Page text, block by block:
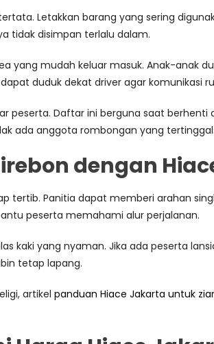
Letakkan barang yang sering
tidak disimpan terlalu dalam.
yang mudah keluar masuk. Anak-anak
duduk dekat driver agar komunikasi
peserta. Daftar ini berguna saat
ada anggota rombongan yang tertinggal.
dengan
tertib. Panitia dapat memberi arahan
peserta memahami alur perjalanan.
kaki yang nyaman. Jika ada peserta
tetap lapang.
artikel panduan Hiace Jakarta untuk